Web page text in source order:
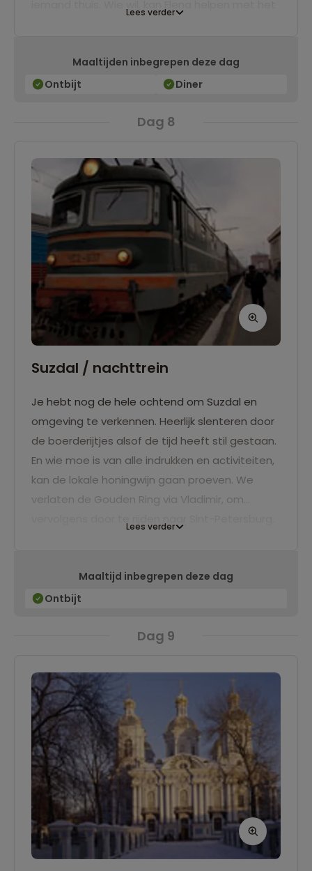
zelfgemaakte traditionele Russische gerechten
in een huiselijke sfeer met veel gezelligheid.
Lees verder
Maaltijden inbegrepen deze dag
Ontbijt
Diner
Dag 8
Suzdal / nachttrein
Je hebt nog de hele ochtend om Suzdal en
omgeving te verkennen. Heerlijk slenteren door
de boerderijtjes alsof de tijd heeft stil gestaan.
En wie moe is van alle indrukken en activiteiten,
kan de lokale honingwijn gaan proeven. We
verlaten de Gouden Ring via Vladimir, om
Lees verder
Maaltijd inbegrepen deze dag
Ontbijt
Dag 9